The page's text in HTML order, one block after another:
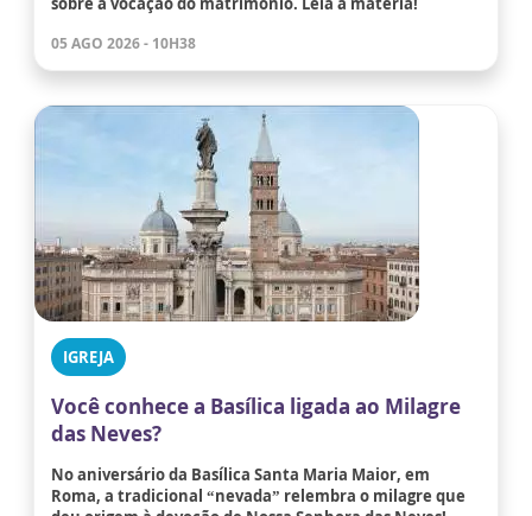
05 AGO 2026 - 10H38
IGREJA
Você conhece a Basílica ligada ao Milagre
das Neves?
No aniversário da Basílica Santa Maria Maior, em
Roma, a tradicional “nevada” relembra o milagre que